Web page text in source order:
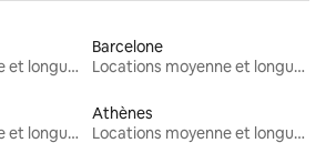
Locations moyenne et longue durée
Barcelone
Locations moyenne et longue durée
Locations moyenne et longue durée
Athènes
Locations moyenne et longue durée